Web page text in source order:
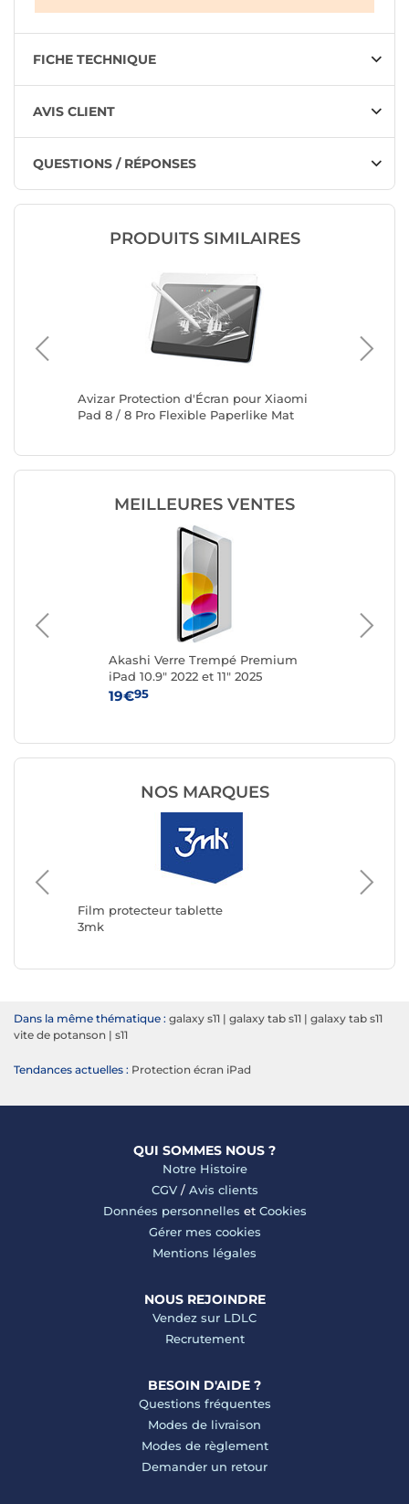
FICHE TECHNIQUE
AVIS CLIENT
QUESTIONS / RÉPONSES
PRODUITS SIMILAIRES
Avizar Protection d'Écran pour Xiaomi
Pad 8 / 8 Pro Flexible Paperlike Mat
MEILLEURES VENTES
Akashi Verre Trempé Premium
iPad 10.9" 2022 et 11" 2025
19€95
NOS MARQUES
Film protecteur tablette
3mk
Film
Avizar
Dans la même thématique : galaxy s11 | galaxy tab s11 | galaxy tab s11
vite de potanson | s11
Tendances actuelles : Protection écran iPad
QUI SOMMES NOUS ?
Notre Histoire
CGV/ Avis clients
Données personnelles et Cookies
Gérer mes cookies
Mentions légales
NOUS REJOINDRE
Vendez sur LDLC
Recrutement
BESOIN D'AIDE ?
Questions fréquentes
Modes de livraison
Modes de règlement
Demander un retour